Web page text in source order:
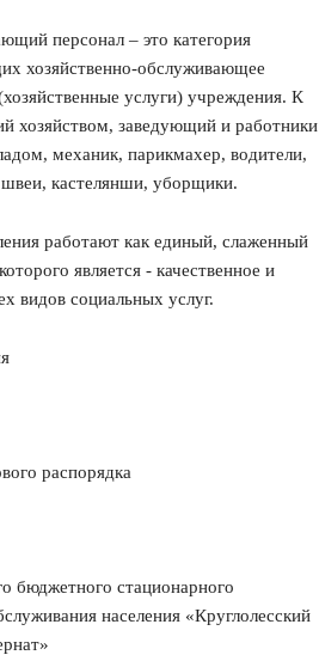
персонал – это категория
хозяйственно-обслуживающее
услуги) учреждения. К
хозяйством, заведующий и работники
механик, парикмахер, водители,
швеи, кастелянши, уборщики.
работают как единый, слаженный
является - качественное и
видов социальных услуг.
распорядка
бюджетного стационарного
населения «Круглолесский